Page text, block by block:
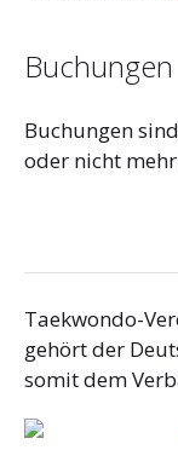
Buchungen
Buchungen
oder nicht
Taekwondo-
gehört der
somit dem